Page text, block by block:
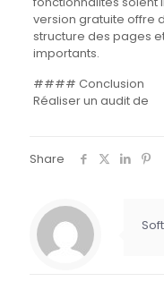
version gratuite offre
structure des pages
importants.
#### Conclusion
Réaliser un audit de
Share